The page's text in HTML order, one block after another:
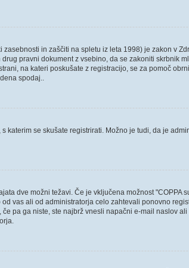
zasebnosti in zaščiti na spletu iz leta 1998) je zakon v
pravni dokument z vsebino, da se zakoniti skrbnik
na kateri poskušate z registracijo, se za pomoč
spodaj..
katerim se skušate registrirati. Možno je tudi, da je
dve možni težavi. Če je vključena možnost "COPPA
vas ali od administratorja celo zahtevali ponovno
pa ga niste, ste najbrž vnesli napačni e-mail naslov